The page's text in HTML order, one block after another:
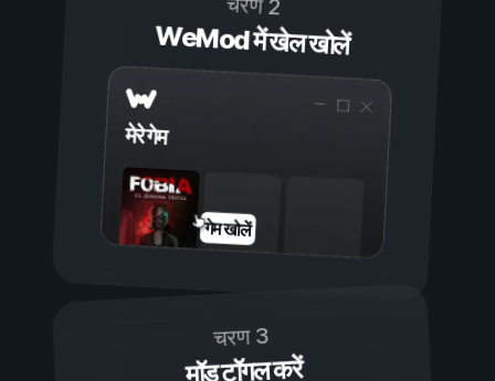
चरण 2
WeMod में खेल खोलें
मेरे गेम
गेम खोलें
चरण 3
मॉड टॉगल करें